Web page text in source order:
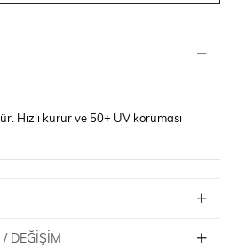
Hızlı kurur ve 50+ UV koruması
DEĞIŞIM